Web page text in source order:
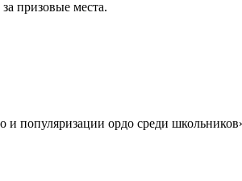
призовые места.
популяризации ордо среди